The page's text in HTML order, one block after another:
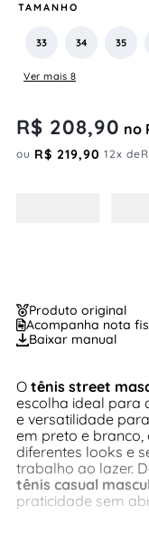
TAMANHO
33 34 35
Ver mais 8
R$ 208,90 no
ou R$ 219,90 12x de
Produto original
Acompanha nota
Baixar manual
O tênis street
escolha ideal para
e versatilidade
em preto e
diferentes looks e
trabalho ao lazer.
tênis casual
praticidade sem